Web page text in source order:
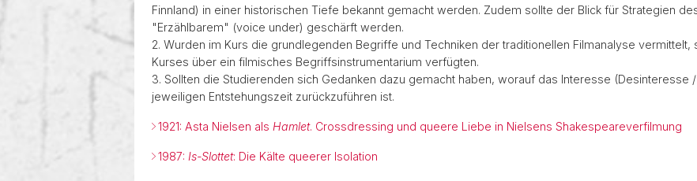
Prosaliteratur der späten Vormoderne
Network
Finnland) in einer historischen Tiefe bekannt gemacht werden. Zudem sollte der Blick für Strategien
"Erzählbarem" (voice under) geschärft werden.
2. Wurden im Kurs die grundlegenden Begriffe und Techniken der traditionellen Filmanalyse
Kurses über ein filmisches Begriffsinstrumentarium verfügten.
3. Sollten die Studierenden sich Gedanken dazu gemacht haben, worauf das Interesse (Desinteresse
jeweiligen Entstehungszeit zurückzuführen ist.
1921: Asta Nielsen als Hamlet. Crossdressing und queere Liebe in Nielsens Shakespeareverfilmung
1987: Is-Slottet: Die Kälte queerer Isolation